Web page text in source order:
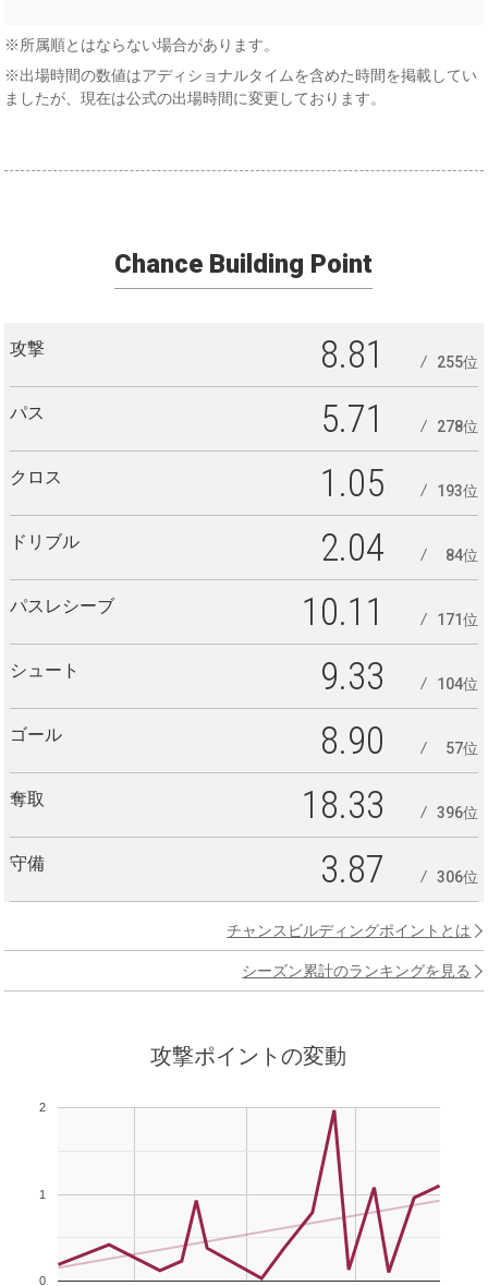
※所属順とはならない場合があります。
※出場時間の数値はアディショナルタイムを含めた時間を掲載してい
ましたが、現在は公式の出場時間に変更しております。
Chance Building Point
攻撃 8.81 255位
パス 5.71 278位
クロス 1.05 193位
ドリブル 2.04 84位
パスレシーブ 10.11 171位
シュート 9.33 104位
ゴール 8.90 57位
奪取 18.33 396位
守備 3.87 306位
チャンスビルディングポイントとは
シーズン累計のランキングを見る
攻撃ポイントの変動
0
1
2